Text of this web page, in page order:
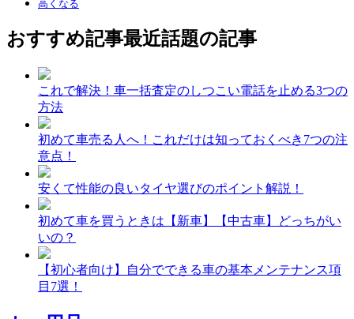
高くなる
おすすめ記事最近話題の記事
これで解決！車一括査定のしつこい電話を止める3つの
方法
初めて車売る人へ！これだけは知っておくべき7つの注
意点！
安くて性能の良いタイヤ選びのポイント解説！
初めて車を買うときは【新車】【中古車】どっちがい
いの？
【初心者向け】自分でできる車の基本メンテナンス項
目7選！